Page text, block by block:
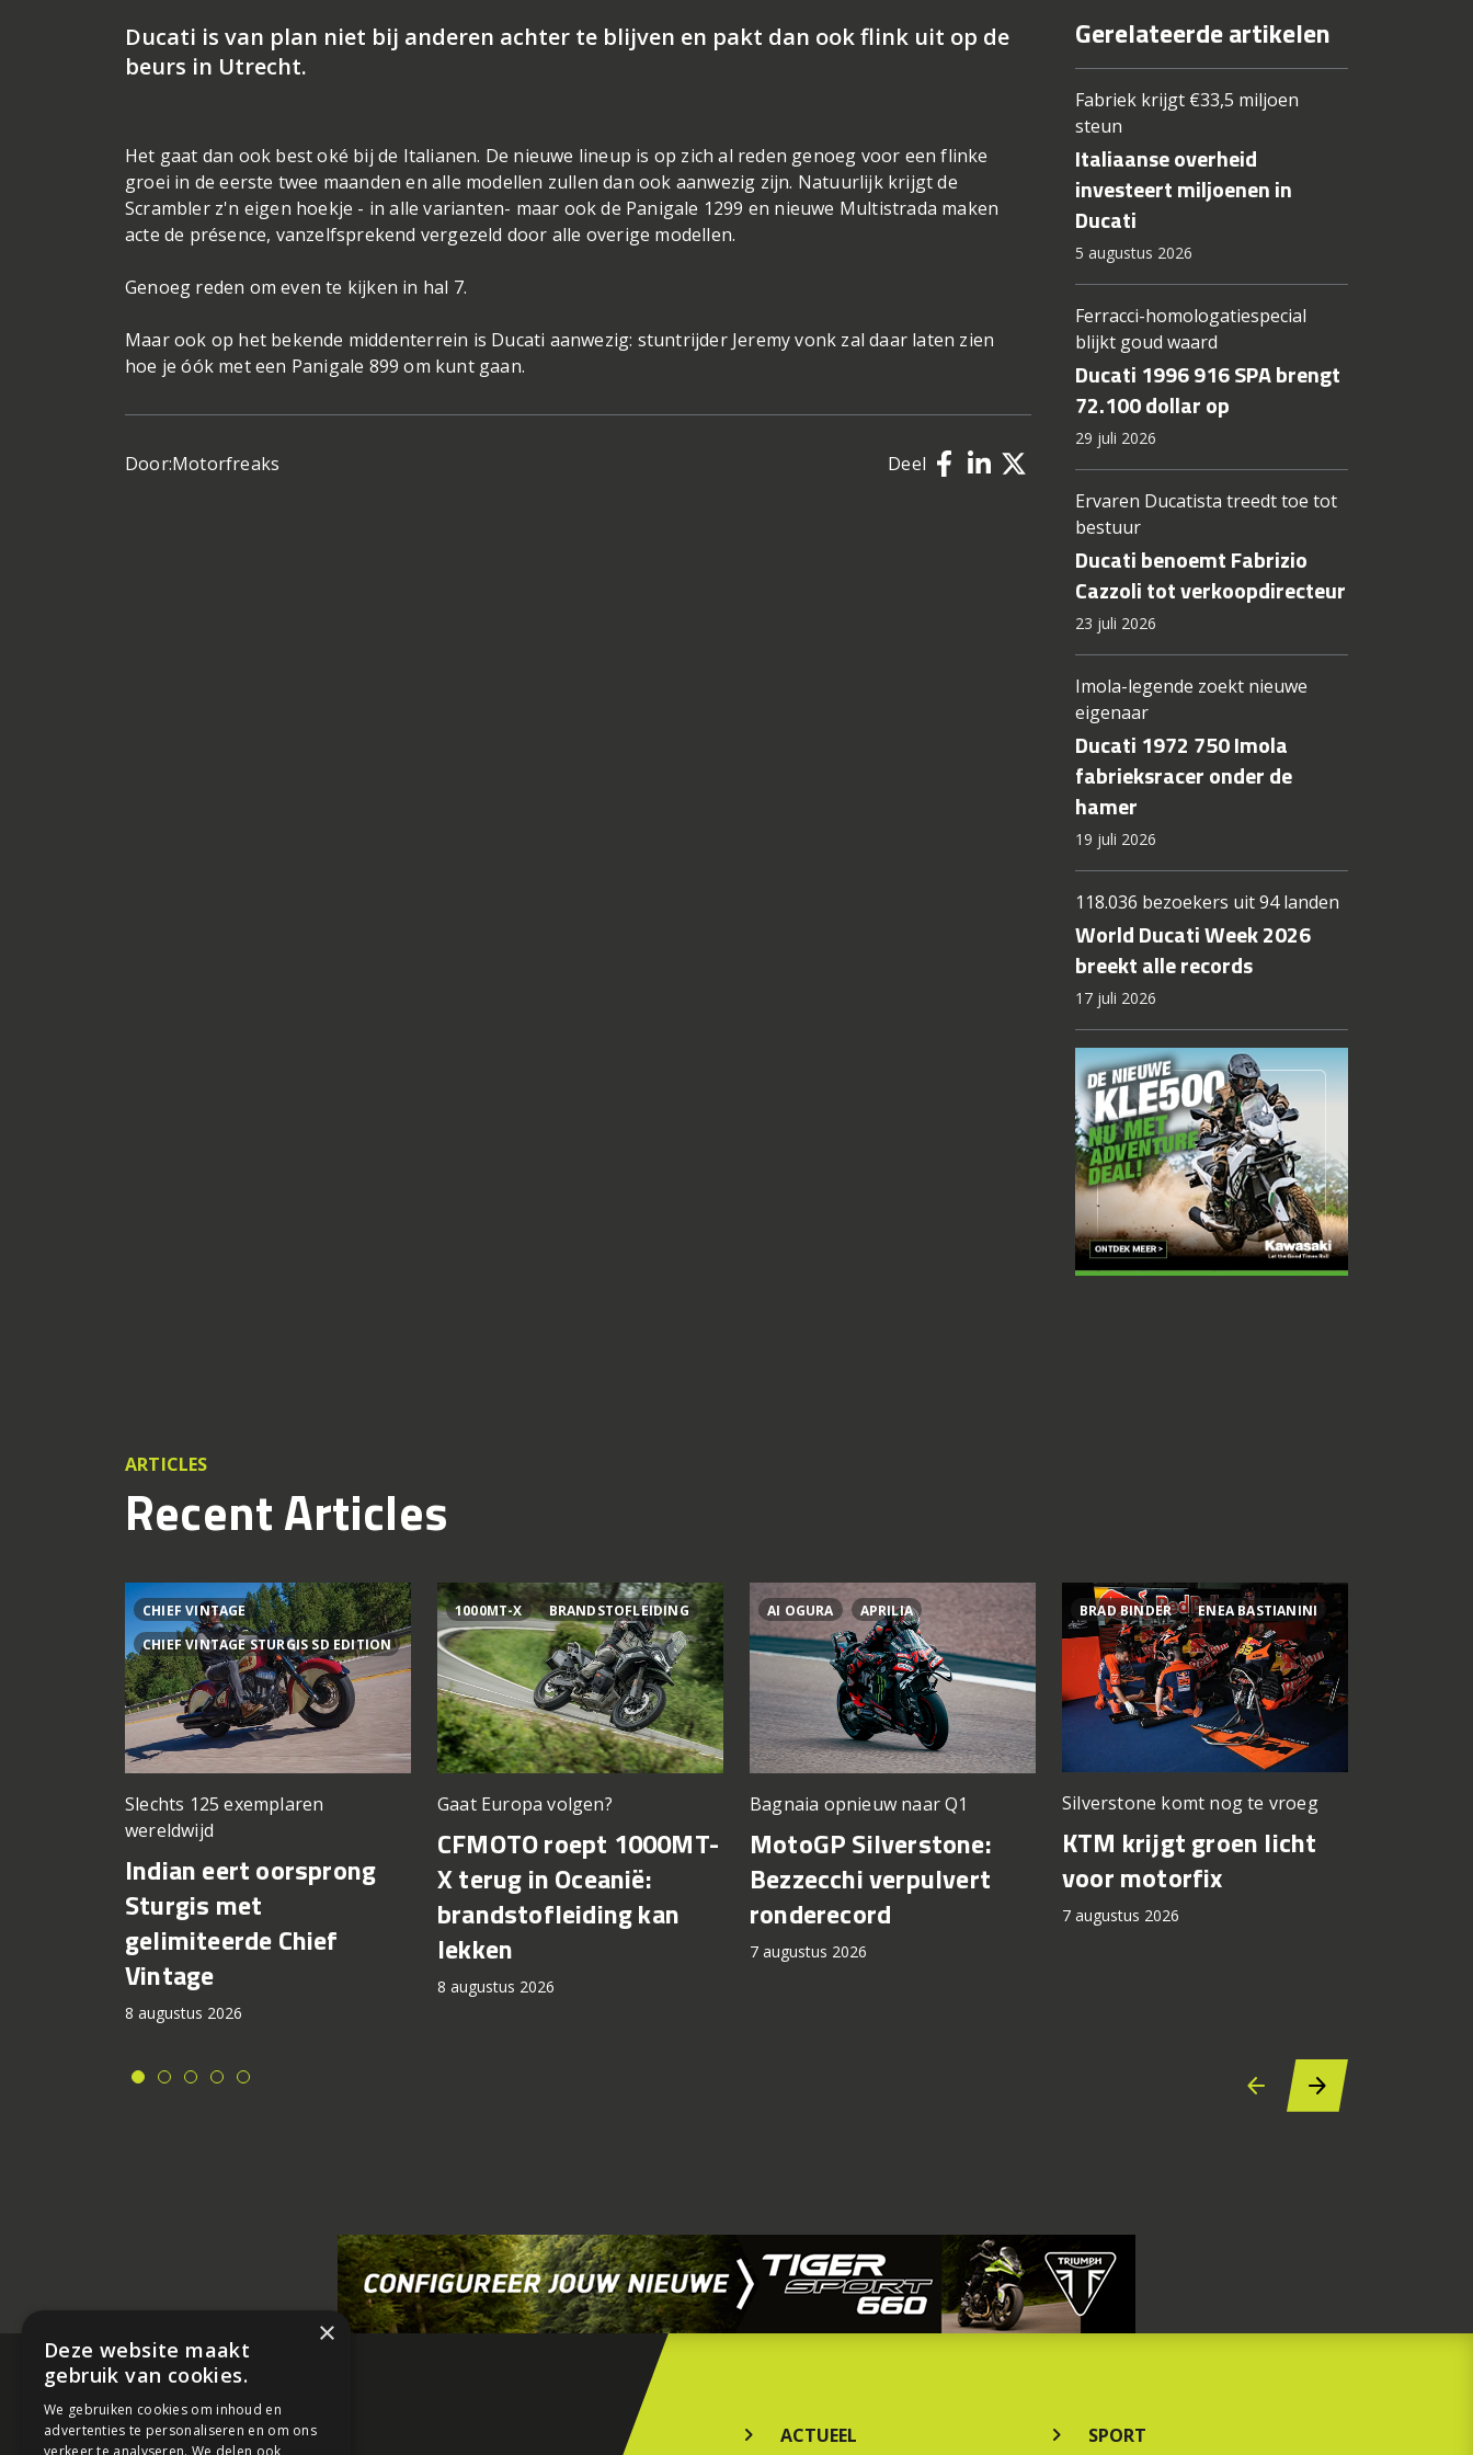
Ducati is van plan niet bij anderen achter te blijven en pakt dan ook flink uit op de
beurs in Utrecht.
Het gaat dan ook best oké bij de Italianen. De nieuwe lineup is op zich al reden genoeg voor een flinke
groei in de eerste twee maanden en alle modellen zullen dan ook aanwezig zijn. Natuurlijk krijgt de
Scrambler z'n eigen hoekje - in alle varianten- maar ook de Panigale 1299 en nieuwe Multistrada maken
acte de présence, vanzelfsprekend vergezeld door alle overige modellen.
Genoeg reden om even te kijken in hal 7.
Maar ook op het bekende middenterrein is Ducati aanwezig: stuntrijder Jeremy vonk zal daar laten zien
hoe je óók met een Panigale 899 om kunt gaan.
Door:Motorfreaks Deel
Gerelateerde artikelen
Fabriek krijgt €33,5 miljoen
steun
Italiaanse overheid
investeert miljoenen in
Ducati
5 augustus 2026
Ferracci-homologatiespecial
blijkt goud waard
Ducati 1996 916 SPA brengt
72.100 dollar op
29 juli 2026
Ervaren Ducatista treedt toe tot
bestuur
Ducati benoemt Fabrizio
Cazzoli tot verkoopdirecteur
23 juli 2026
Imola-legende zoekt nieuwe
eigenaar
Ducati 1972 750 Imola
fabrieksracer onder de
hamer
19 juli 2026
118.036 bezoekers uit 94 landen
World Ducati Week 2026
breekt alle records
17 juli 2026
ARTICLES
Recent Articles
CHIEF VINTAGE
CHIEF VINTAGE STURGIS SD EDITION
Slechts 125 exemplaren
wereldwijd
Indian eert oorsprong
Sturgis met
gelimiteerde Chief
Vintage
8 augustus 2026
1000MT-X BRANDSTOFLEIDING
Gaat Europa volgen?
CFMOTO roept 1000MT-
X terug in Oceanië:
brandstofleiding kan
lekken
8 augustus 2026
AI OGURA APRILIA
Bagnaia opnieuw naar Q1
MotoGP Silverstone:
Bezzecchi verpulvert
ronderecord
7 augustus 2026
BRAD BINDER ENEA BASTIANINI
Silverstone komt nog te vroeg
KTM krijgt groen licht
voor motorfix
7 augustus 2026
ACTUEEL SPORT
×
Deze website maakt
gebruik van cookies.
We gebruiken cookies om inhoud en
advertenties te personaliseren en om ons
verkeer te analyseren. We delen ook